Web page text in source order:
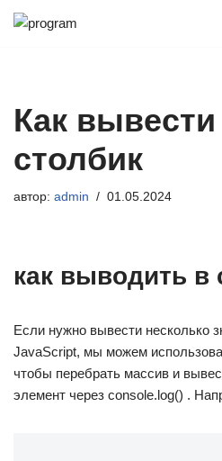
Как
столбик
автор: admin 01.05.2024
как выводить в
Если нужно вывести несколько
JavaScript, мы можем
чтобы перебрать массив и
элемент через console.log() .